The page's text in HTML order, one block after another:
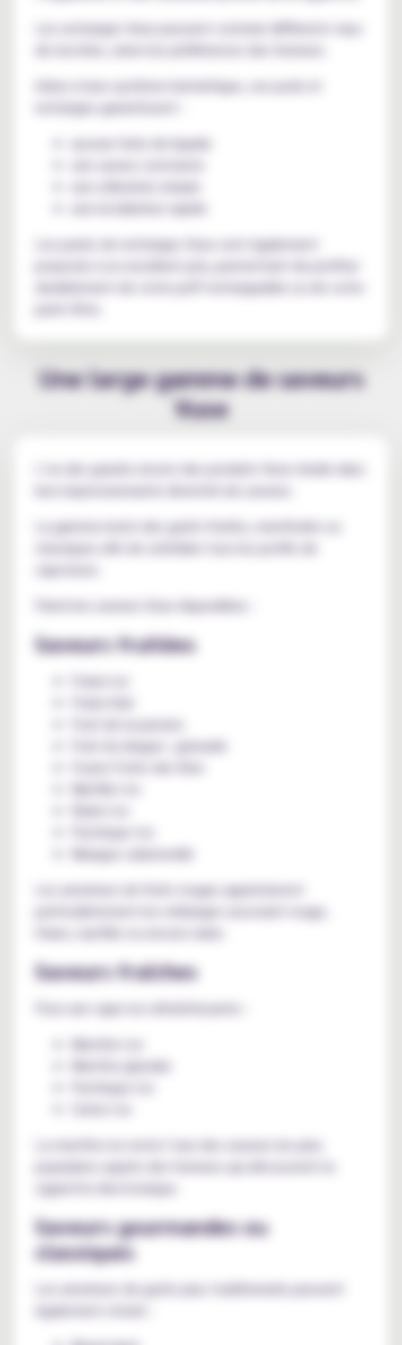
Les recharges Vuse peuvent contenir différents taux
Grâce à leur système hermétique, ces pods et
recharges garantissent :
aucune fuite de liquide
Les packs de recharges Vuse sont également
proposés à un excellent prix, permettant de profiter
durablement de votre puff rechargeable ou de votre
Une large gamme de saveurs
Vuse
L’un des grands atouts des produits Vuse réside dans
La gamme inclut des goûts fruités, mentholés ou
classiques afin de satisfaire tous les profils de
vapoteurs.
Parmi les saveurs Vuse disponibles :
Saveurs fruitées
Fraise ice
Fruit de la passion.
Fruit du dragon ; grenade
Pastèque Ice
Mangue calamondin
Les amateurs de fruits rouges apprécieront
particulièrement les mélanges associant rouge,
Saveurs fraîches
Pour une vape ice rafraîchissante :
Menthe Ice
Menthe glaciale
Pastèque Ice
La menthe ice reste l’une des saveurs les plus
populaires auprès des fumeurs qui découvrent la
cigarette électronique.
Saveurs gourmandes ou
classiques
Les amateurs de goûts plus traditionnels peuvent
également choisir :